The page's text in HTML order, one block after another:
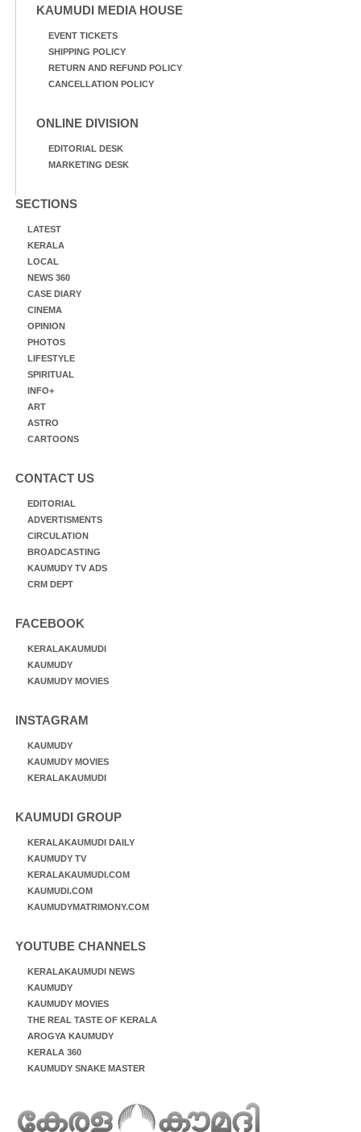
KAUMUDI MEDIA HOUSE
EVENT TICKETS
SHIPPING POLICY
RETURN AND REFUND POLICY
CANCELLATION POLICY
ONLINE DIVISION
EDITORIAL DESK
MARKETING DESK
SECTIONS
LATEST
KERALA
LOCAL
NEWS 360
CASE DIARY
CINEMA
OPINION
PHOTOS
LIFESTYLE
SPIRITUAL
INFO+
ART
ASTRO
CARTOONS
CONTACT US
EDITORIAL
ADVERTISMENTS
CIRCULATION
BROADCASTING
KAUMUDY TV ADS
CRM DEPT
FACEBOOK
KERALAKAUMUDI
KAUMUDY
KAUMUDY MOVIES
INSTAGRAM
KAUMUDY
KAUMUDY MOVIES
KERALAKAUMUDI
KAUMUDI GROUP
KERALAKAUMUDI DAILY
KAUMUDY TV
KERALAKAUMUDI.COM
KAUMUDI.COM
KAUMUDYMATRIMONY.COM
YOUTUBE CHANNELS
KERALAKAUMUDI NEWS
KAUMUDY
KAUMUDY MOVIES
THE REAL TASTE OF KERALA
AROGYA KAUMUDY
KERALA 360
KAUMUDY SNAKE MASTER